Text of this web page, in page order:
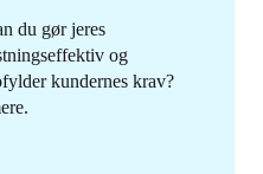
du gør jeres
og
kundernes krav?